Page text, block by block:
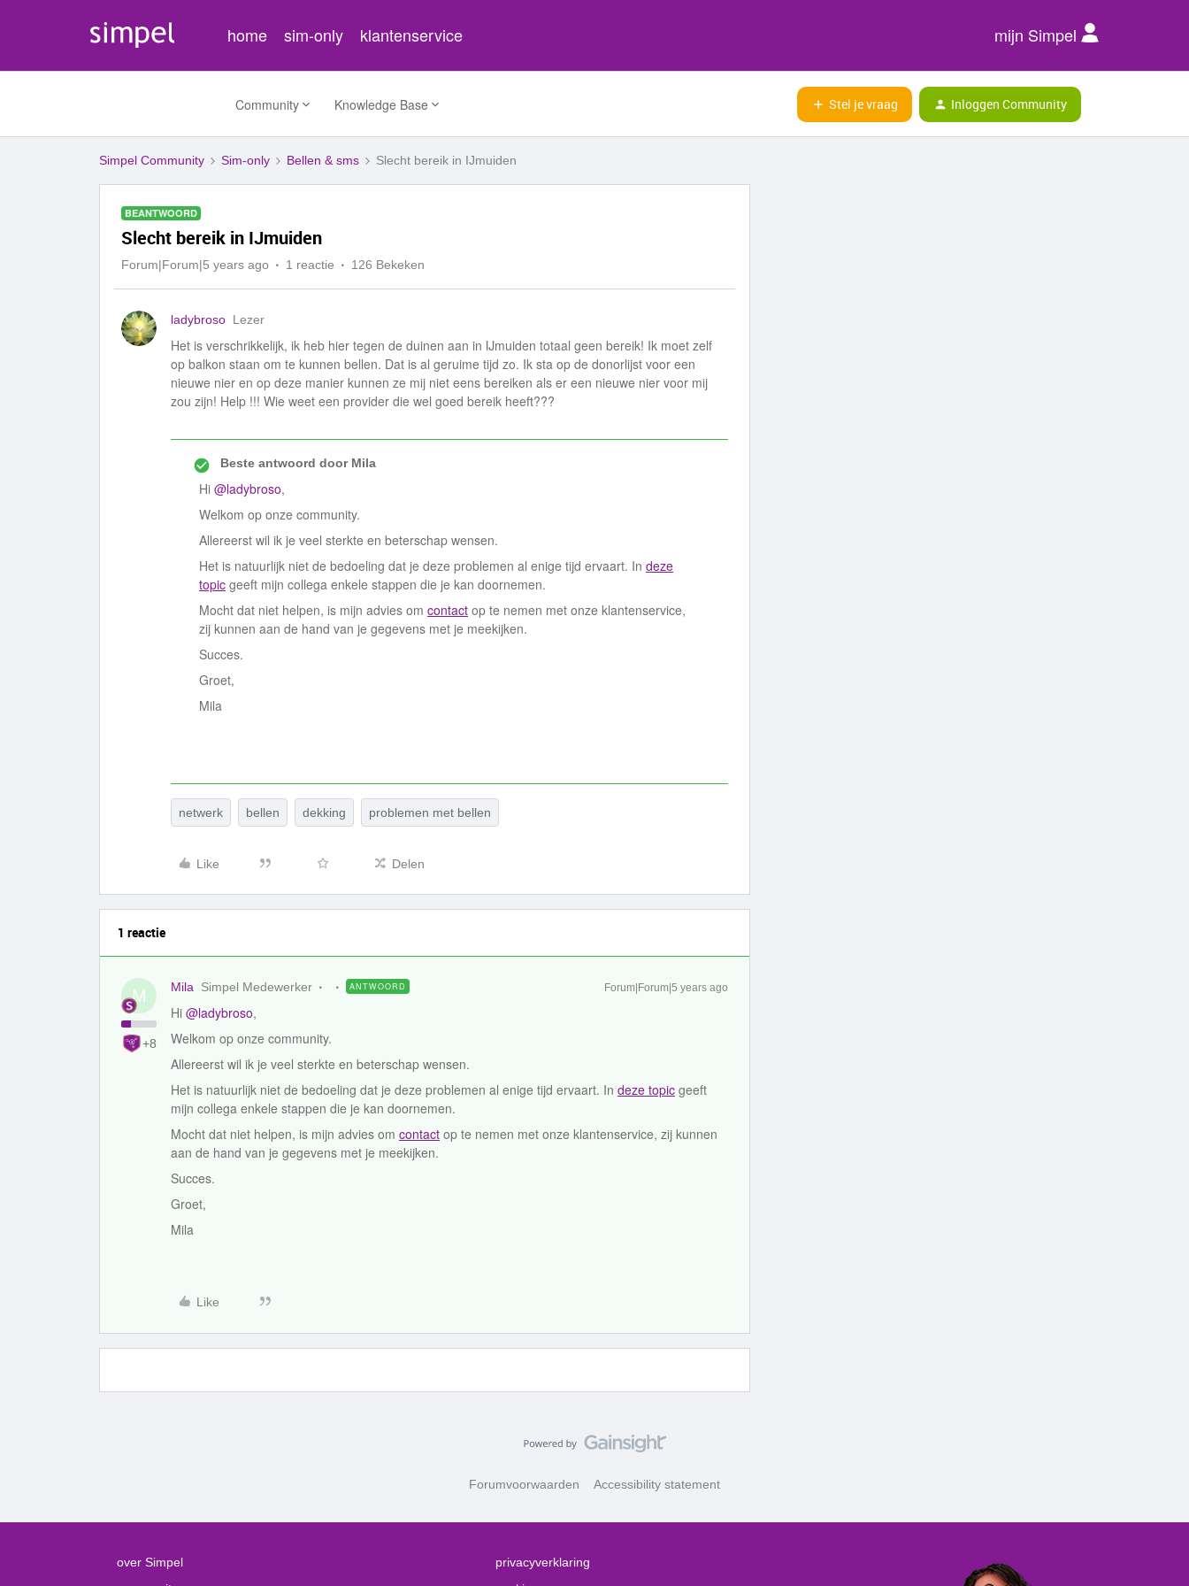
home sim-only klantenservice mijn Simpel
Community Knowledge Base Stel je vraag Inloggen Community
Simpel Community Sim-only Bellen & sms Slecht bereik in IJmuiden
BEANTWOORD
Slecht bereik in IJmuiden
Forum|Forum|5 years ago 1 reactie 126 Bekeken
ladybroso Lezer
Het is verschrikkelijk, ik heb hier tegen de duinen aan in IJmuiden totaal geen bereik! Ik moet zelf
op balkon staan om te kunnen bellen. Dat is al geruime tijd zo. Ik sta op de donorlijst voor een
nieuwe nier en op deze manier kunnen ze mij niet eens bereiken als er een nieuwe nier voor mij
zou zijn! Help !!! Wie weet een provider die wel goed bereik heeft???
Beste antwoord doorMila
Hi @ladybroso,
Welkom op onze community.
Allereerst wil ik je veel sterkte en beterschap wensen.
Het is natuurlijk niet de bedoeling dat je deze problemen al enige tijd ervaart. In deze
topic geeft mijn collega enkele stappen die je kan doornemen.
Mocht dat niet helpen, is mijn advies om contact op te nemen met onze klantenservice,
zij kunnen aan de hand van je gegevens met je meekijken.
Succes.
Groet,
Mila
netwerk bellen dekking problemen met bellen
Like Delen
1 reactie
M
+8
Mila Simpel Medewerker ANTWOORD Forum|Forum|5 years ago
Hi @ladybroso,
Welkom op onze community.
Allereerst wil ik je veel sterkte en beterschap wensen.
Het is natuurlijk niet de bedoeling dat je deze problemen al enige tijd ervaart. In deze topic geeft
mijn collega enkele stappen die je kan doornemen.
Mocht dat niet helpen, is mijn advies om contact op te nemen met onze klantenservice, zij kunnen
aan de hand van je gegevens met je meekijken.
Succes.
Groet,
Mila
Like
Forumvoorwaarden Accessibility statement
over Simpel
privacyverklaring